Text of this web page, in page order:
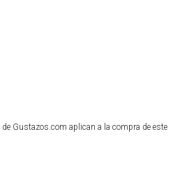
de Gustazos.com aplican a la compra de este